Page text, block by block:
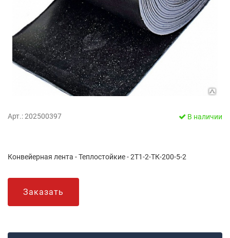
Арт.: 202500397 В наличии
Конвейерная лента - Теплостойкие - 2Т1-2-ТК-200-5-2
Заказать